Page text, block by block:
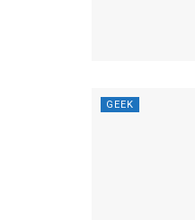
GEEK